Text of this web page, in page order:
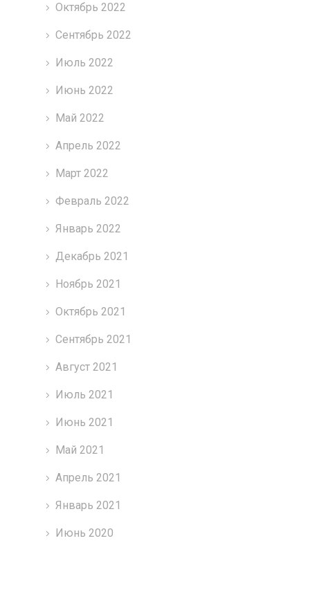
Октябрь 2022
Сентябрь 2022
Июль 2022
Июнь 2022
Май 2022
Апрель 2022
Март 2022
Февраль 2022
Январь 2022
Декабрь 2021
Ноябрь 2021
Октябрь 2021
Сентябрь 2021
Август 2021
Июль 2021
Июнь 2021
Май 2021
Апрель 2021
Январь 2021
Июнь 2020